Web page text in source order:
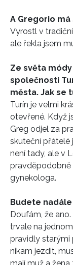
A Gregorio
Vyrostl v
ale řekla jsem
Ze světa
společnosti
města. Jak se
Turín je velmi
otevřené. Když
Greg odjel za
skuteční přátelé
není tady, ale v
pravděpodobně
gynekologa.
Budete
Doufám, že
trvale na
pravidly starými
nikam jezdit,
mají muž a